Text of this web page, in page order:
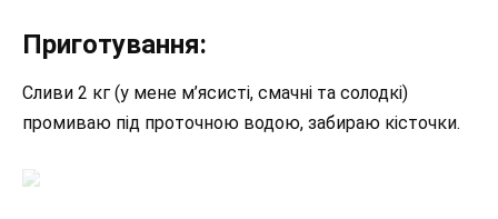
Приготування:
Сливи 2 кг (у мене м’ясисті, смачні та солодкі)
промиваю під проточною водою, забираю кісточки.